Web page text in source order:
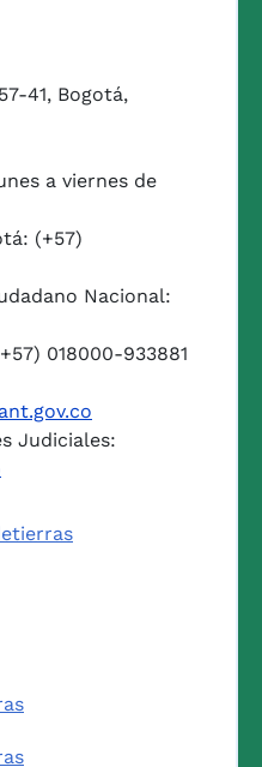
41, Bogotá,
a viernes de
(+57)
Nacional:
018000-933881
Judiciales: